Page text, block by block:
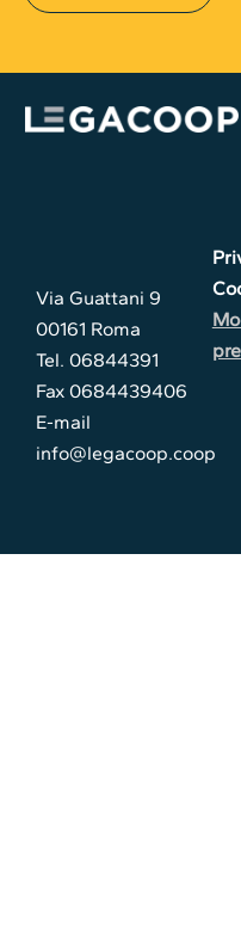
Via Guattani 9
00161 Roma
Tel. 06844391
Fax 0684439406
E-mail
info@legacoop.coop